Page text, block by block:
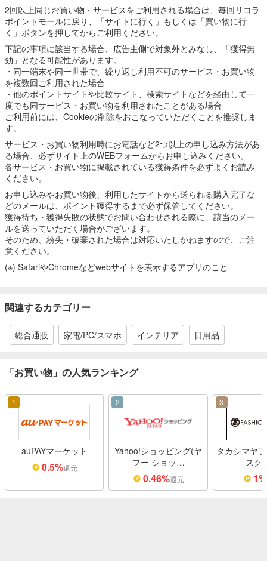
2回以上同じお買い物・サービスをご利用される場合は、毎回リコラ
ポイントモールに戻り、「サイトに行く」もしくは「買い物に行
く」ボタンを押してからご利用ください。
下記の事項に該当する場合、広告主側で対象外とみなし、「獲得無
効」となる可能性があります。
・同一端末や同一世帯で、繰り返し利用不可のサービス・お買い物
を複数回ご利用された場合
・他のポイントサイトや比較サイト、検索サイトなどを経由して一
度でも同サービス・お買い物を利用されたことがある場合
ご利用前には、Cookieの削除をおこなっていただくことを推奨しま
す。
サービス・お買い物利用時にお電話など2つ以上の申し込み方法があ
る場合、必ずサイト上のWEBフォームからお申し込みください。
各サービス・お買い物に掲載されている獲得条件を必ずよくお読み
ください。
お申し込みやお買い物後、利用したサイトから送られる購入完了な
どのメールは、ポイント獲得するまで必ず保管してください。
獲得待ち・獲得失敗の状態でお問い合わせされる際に、該当のメー
ルを送っていただく場合がございます。
そのため、紛失・破棄された場合は対応いたしかねますので、ご注
意ください。
(※) SafariやChromeなどwebサイトを表示するアプリのこと
関連するカテゴリー
総合通販 家電/PC/スマホ インテリア 日用品
「お買い物」の人気ランキング
1
auPAYマーケット
0.5%還元
2
Yahoo!ショッピング(ヤ
フー ショッ…
0.46%還元
3
タカシマヤ
スク
1%